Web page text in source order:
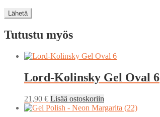
Tutustu myös
Lord-Kolinsky Gel Oval 6
21,90 € Lisää ostoskoriin